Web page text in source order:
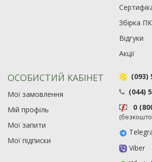
Збірка ПК
Відгуки
Акції
ОСОБИСТИЙ КАБІНЕТ
Мої замовлення
Мій профіль
Мої запити
Мої підписки
(093)
(044)
0
Viber